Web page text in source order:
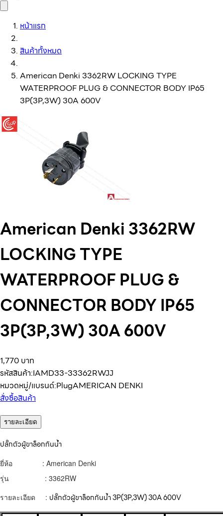
หน้าแรก
สินค้าทั้งหมด
American Denki 3362RW LOCKING TYPE
WATERPROOF PLUG & CONNECTOR BODY IP65
3P(3P,3W) 30A 600V
American Denki 3362RW
LOCKING TYPE
WATERPROOF PLUG &
CONNECTOR BODY IP65
3P(3P,3W) 30A 600V
1,770 บาท
รหัสสินค้า:IAMD33-33362RWJJ
หมวดหมู่/แบรนด์:PlugAMERICAN DENKI
สั่งซื้อสินค้า
รายละเอียด
ปลั๊กตัวผู้ขาล็อกกันน้ำ
ยี่ห้อ : American Denki
รุ่น : 3362RW
รายละเอียด : ปลั๊กตัวผู้ขาล็อกกันน้ำ 3P(3P,3W) 30A 600V